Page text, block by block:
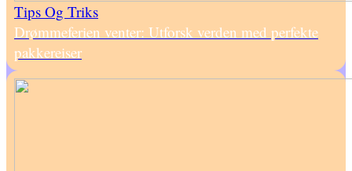
Tips Og Triks
Drømmeferien venter: Utforsk verden med perfekte
pakkereiser